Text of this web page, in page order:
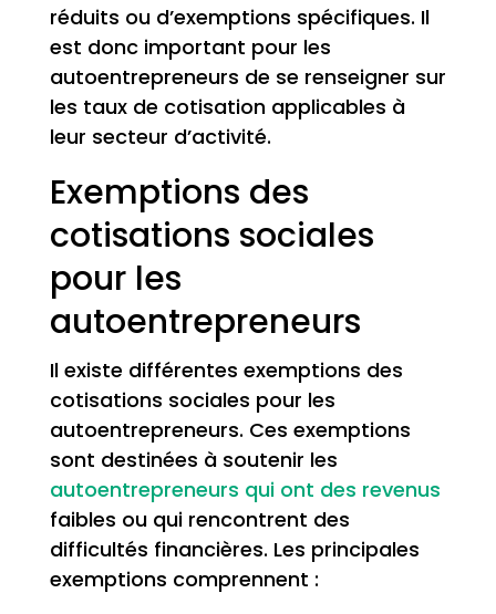
réduits ou d’exemptions spécifiques. Il
est donc important pour les
autoentrepreneurs de se renseigner sur
les taux de cotisation applicables à
leur secteur d’activité.
Exemptions des
cotisations sociales
pour les
autoentrepreneurs
Il existe différentes exemptions des
cotisations sociales pour les
autoentrepreneurs. Ces exemptions
sont destinées à soutenir les
autoentrepreneurs qui ont des revenus
faibles ou qui rencontrent des
difficultés financières. Les principales
exemptions comprennent :